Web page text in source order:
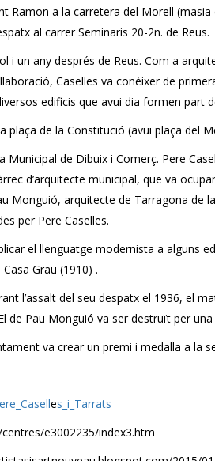
Ramon a la carretera del Morell
al carrer Seminaris 20-2n. de Reus.
i un any després de Reus. Com a
Caselles va conèixer de
edificis que avui dia formen part
plaça de la Constitució (avui plaça del
Municipal de Dibuix i Comerç. Pere
d’arquitecte municipal, que va
Monguió, arquitecte de Tarragona
per Pere Caselles.
el llenguatge modernista a alguns
Grau (1910) .
l’assalt del seu despatx el 1936, el
de Pau Monguió va ser destruït per
va crear un premi i medalla a la
es_i_Tarrats
e3002235/index3.htm